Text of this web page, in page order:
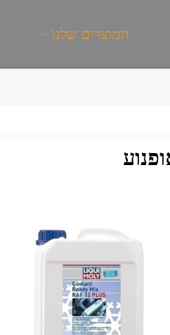
המוצרים שלנו